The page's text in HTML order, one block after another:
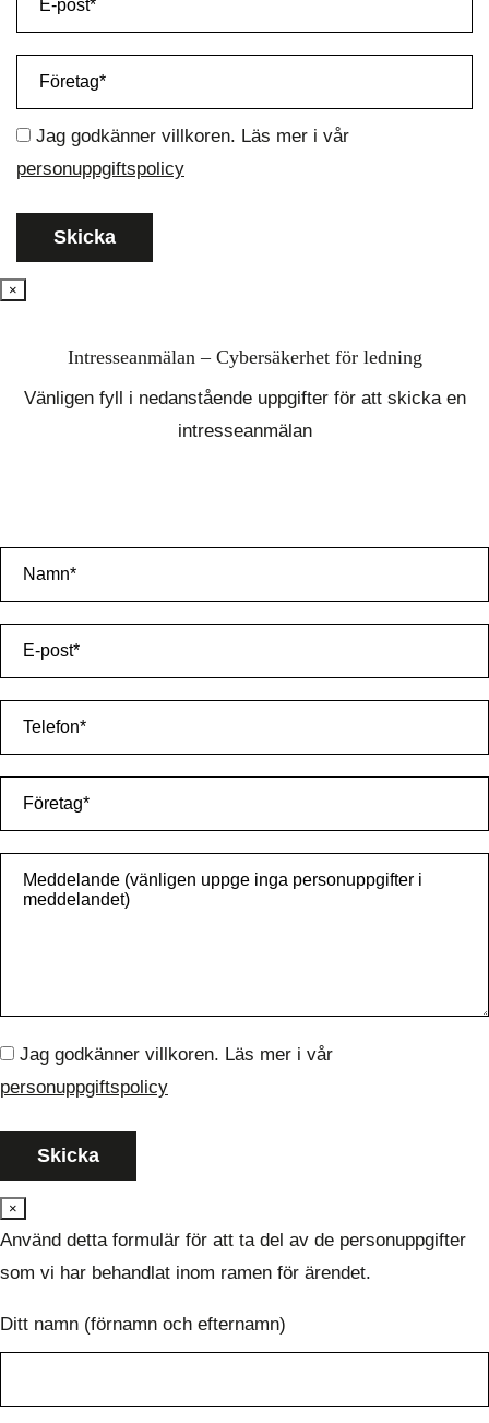
Jag godkänner villkoren. Läs mer i vår
personuppgiftspolicy
×
Intresseanmälan – Cybersäkerhet för ledning
Vänligen fyll i nedanstående uppgifter för att skicka en
intresseanmälan
Jag godkänner villkoren. Läs mer i vår
personuppgiftspolicy
×
Använd detta formulär för att ta del av de personuppgifter
som vi har behandlat inom ramen för ärendet.
Ditt namn (förnamn och efternamn)